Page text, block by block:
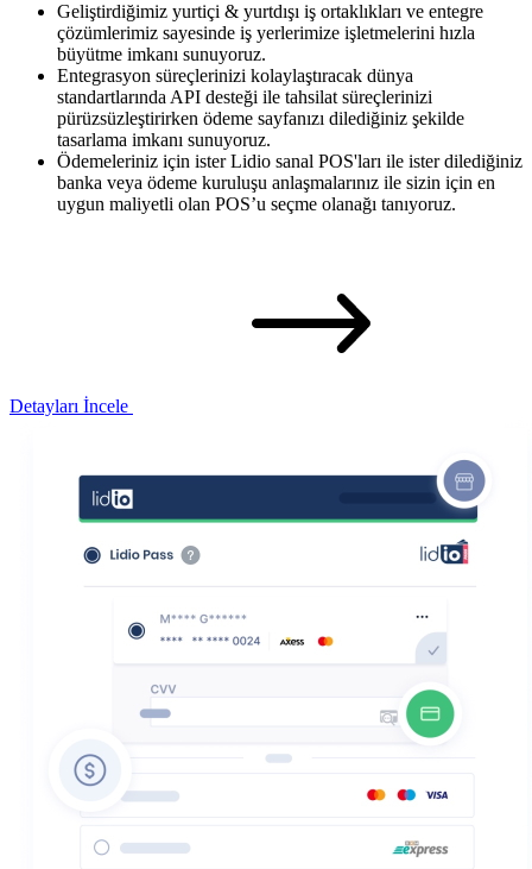
Geliştirdiğimiz yurtiçi & yurtdışı iş ortaklıkları ve entegre
çözümlerimiz sayesinde iş yerlerimize işletmelerini hızla
büyütme imkanı sunuyoruz.
Entegrasyon süreçlerinizi kolaylaştıracak dünya
standartlarında API desteği ile tahsilat süreçlerinizi
pürüzsüzleştirirken ödeme sayfanızı dilediğiniz şekilde
tasarlama imkanı sunuyoruz.
Ödemeleriniz için ister Lidio sanal POS'ları ile ister dilediğiniz
banka veya ödeme kuruluşu anlaşmalarınız ile sizin için en
uygun maliyetli olan POS’u seçme olanağı tanıyoruz.
Detayları İncele